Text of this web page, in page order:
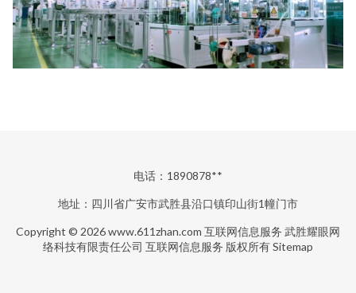
电话：1890878**
地址：四川省广安市武胜县沿口镇印山街1幢门市
Copyright © 2026www.611zhan.com 互联网信息服务 武胜耀眼网
络科技有限责任公司 互联网信息服务 版权所有Sitemap